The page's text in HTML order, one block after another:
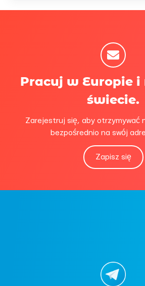
Pracuj w Europie i
świecie.
Zarejestruj się, aby otrzymywać
bezpośrednio na swój
Zapisz się